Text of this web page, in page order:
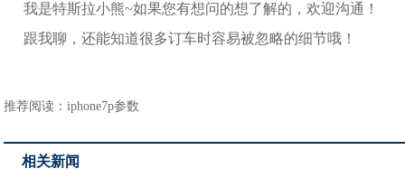
我是特斯拉小熊~如果您有想问的想了解的，欢迎沟通！
跟我聊，还能知道很多订车时容易被忽略的细节哦！
推荐阅读：iphone7p参数
相关新闻